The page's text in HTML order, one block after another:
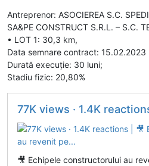
Antreprenor: ASOCIEREA S.C.
SA&PE CONSTRUCT S.R.L. – S.C.
• LOT 1: 30,3 km,
Data semnare contract: 15.02.2023
Durată execuție: 30 luni;
Stadiu fizic: 20,80%
77K views · 1.4K reactions | 🎥 Echipele
🎥 Echipele constructorului au